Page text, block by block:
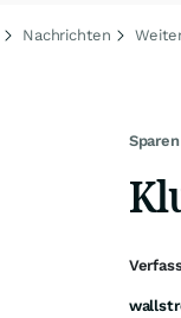
Nachrichten